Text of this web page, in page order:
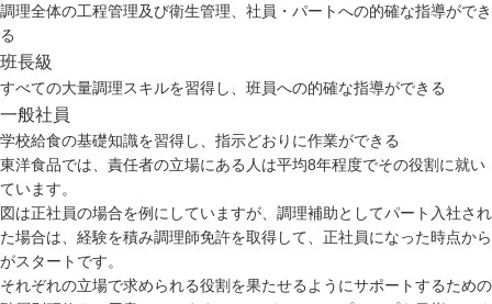
調理全体の工程管理及び衛生管理、社員・パートへの的確な指導ができ
る
班長級
すべての大量調理スキルを習得し、班員への的確な指導ができる
一般社員
学校給食の基礎知識を習得し、指示どおりに作業ができる
東洋食品では、責任者の立場にある人は平均8年程度でその役割に就い
ています。
図は正社員の場合を例にしていますが、調理補助としてパート入社され
た場合は、経験を積み調理師免許を取得して、正社員になった時点から
がスタートです。
それぞれの立場で求められる役割を果たせるようにサポートするための